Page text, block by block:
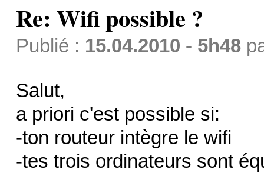
Re: Wifi possible ?
Publié : 15.04.2010 - 5h48
Salut,
a priori c'est possible si:
-ton routeur intègre le wifi
-tes trois ordinateurs sont